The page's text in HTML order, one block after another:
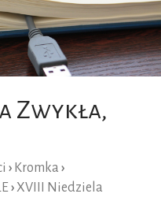
Zwykła,
› Kromka ›
›XVIII Niedziela